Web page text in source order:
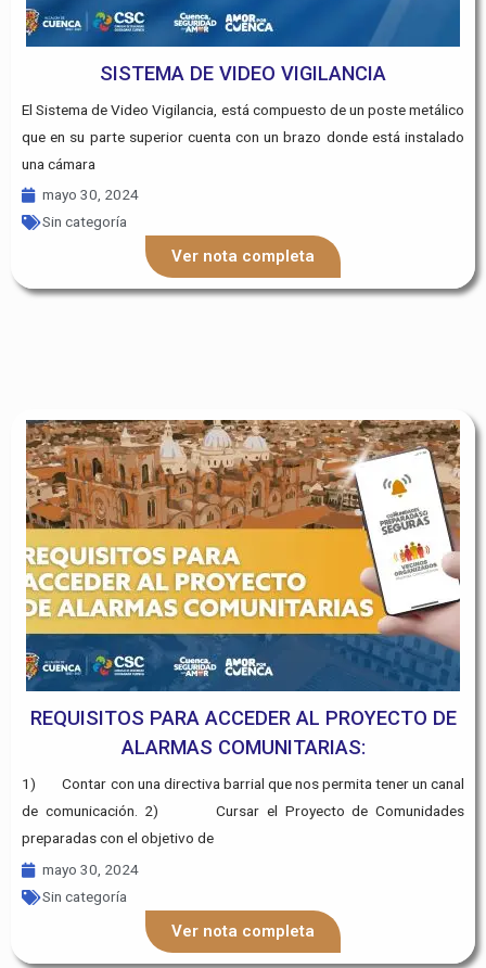
SISTEMA DE VIDEO VIGILANCIA
El Sistema de Video Vigilancia, está compuesto de un poste metálico
que en su parte superior cuenta con un brazo donde está instalado
una cámara
mayo 30, 2024
Sin categoría
Ver nota completa
REQUISITOS PARA ACCEDER AL PROYECTO DE
ALARMAS COMUNITARIAS:
1) Contar con una directiva barrial que nos permita tener un canal
de comunicación. 2) Cursar el Proyecto de Comunidades
preparadas con el objetivo de
mayo 30, 2024
Sin categoría
Ver nota completa